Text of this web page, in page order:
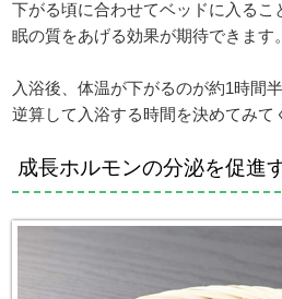
下がる頃に合わせてベッドに入るこ
眠の質をあげる効果が期待できます。
入浴後、体温が下がるのが約1時間
逆算して入浴する時間を決めてみて
成長ホルモンの分泌を促進